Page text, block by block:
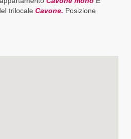
trilocale Cavone. Posizione